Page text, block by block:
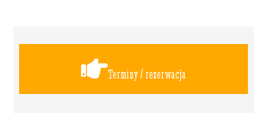
Terminy / rezerwacja